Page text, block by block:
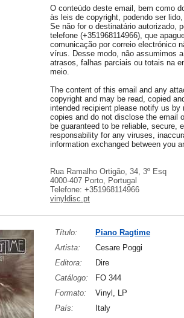
O conteúdo deste email, bem como
às leis de copyright, podendo ser
Se não for o destinatário autorizado,
telefone (+351968114966), que
comunicação por correio electrónico
vírus. Desse modo, não assumimos
atrasos, falhas parciais ou totais na
meio.
The content of this email and any
copyright and may be read, copied
intended recipient please notify us by
copies and do not disclose the email
be guaranteed to be reliable, secure,
responsability for any viruses,
information exchanged between you
Rua Ramalho Ortigão, 34, 3º Esq
4000-407 Porto, Portugal
Telefone: +351968114966
vinyldisc.pt
Título: Piano Ragtime
Artista:
Cesare Poggi
Editora:
Dire
Catálogo:
FO 344
Formato:
Vinyl, LP
País:
Italy